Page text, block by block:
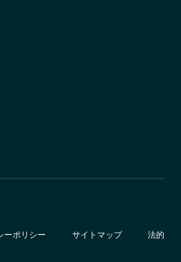
ーポリシー サイトマップ 法的